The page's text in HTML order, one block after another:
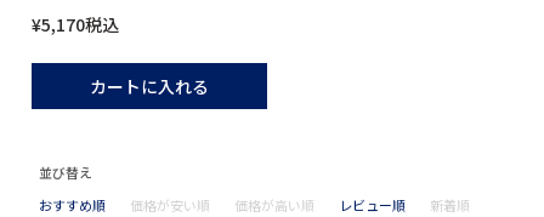
¥5,170税込
カートに入れる
並び替え
おすすめ順
価格が安い順 価格が高い順 レビュー順 新着順